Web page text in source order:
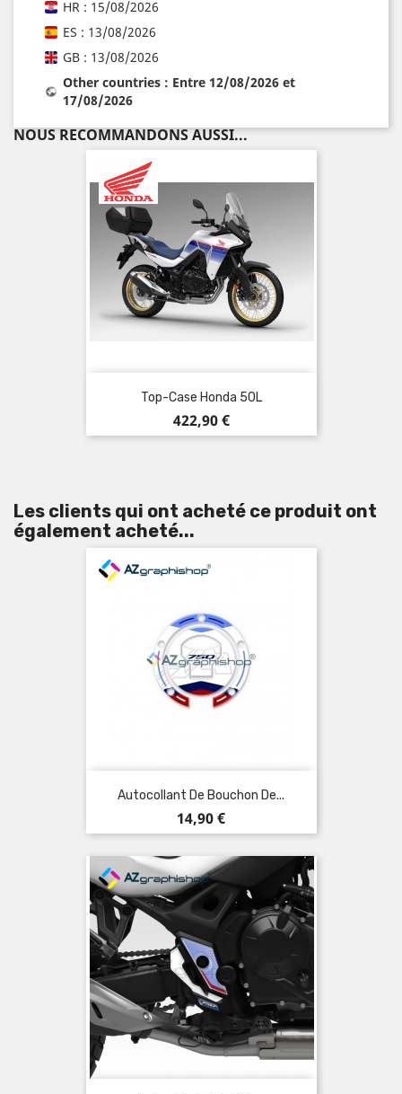
HR : 15/08/2026
ES : 13/08/2026
GB : 13/08/2026
Other countries : Entre 12/08/2026 et
17/08/2026
NOUS RECOMMANDONS AUSSI...
Top-Case Honda 50L
Prix
422,90 €
Les clients qui ont acheté ce produit ont
également acheté...
Autocollant De Bouchon De...
Prix
14,90 €